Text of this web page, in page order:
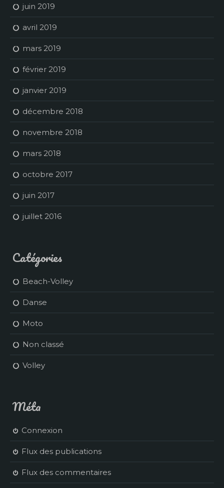
juin 2019
avril 2019
mars 2019
février 2019
janvier 2019
décembre 2018
novembre 2018
mars 2018
octobre 2017
juin 2017
juillet 2016
Catégories
Beach-Volley
Danse
Moto
Non classé
Volley
Méta
Connexion
Flux des publications
Flux des commentaires